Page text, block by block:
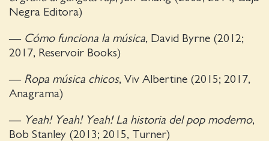
Negra Editora)
— Cómo funciona la música, David Byrne (2012;
2017, Reservoir Books)
— Ropa música chicos, Viv Albertine (2015; 2017,
Anagrama)
— Yeah! Yeah! Yeah! La historia del pop moderno,
Bob Stanley (2013; 2015, Turner)